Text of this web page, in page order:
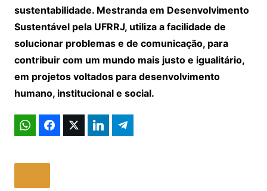
sustentabilidade. Mestranda em Desenvolvimento
Sustentável pela UFRRJ, utiliza a facilidade de
solucionar problemas e de comunicação, para
contribuir com um mundo mais justo e igualitário,
em projetos voltados para desenvolvimento
humano, institucional e social.